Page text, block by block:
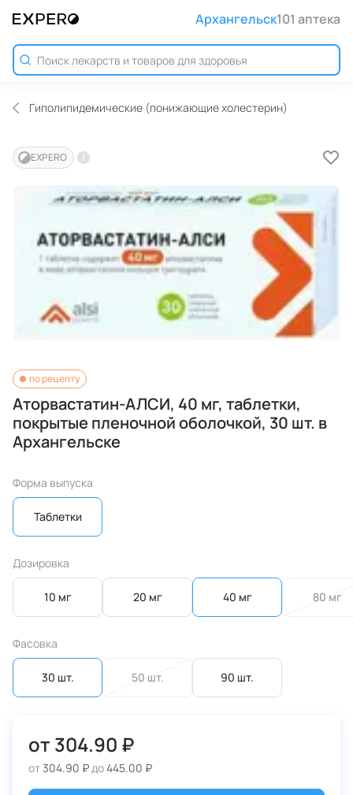
Архангельск101 аптека
Гиполипидемические (понижающие холестерин)
EXPERO
по рецепту
Аторвастатин-АЛСИ, 40 мг, таблетки,
покрытые пленочной оболочкой, 30 шт. в
Архангельске
Форма выпуска
Таблетки
Дозировка
10 мг 20 мг 40 мг 80 мг
Фасовка
30 шт. 50 шт. 90 шт.
от 304.90 ₽
от304.90 ₽до445.00 ₽